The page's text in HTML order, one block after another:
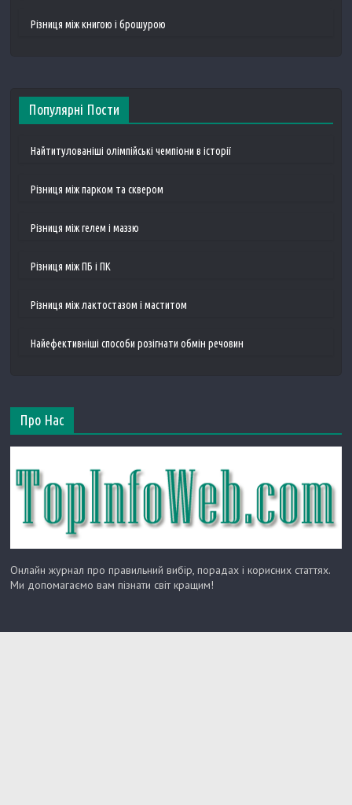
Різниця між книгою і брошурою
Популярні Пости
Найтитулованіші олімпійські чемпіони в історії
Різниця між парком та сквером
Різниця між гелем і маззю
Різниця між ПБ і ПК
Різниця між лактостазом і маститом
Найефективніші способи розігнати обмін речовин
Про Нас
Онлайн журнал про правильний вибір, порадах і корисних статтях.
Ми допомагаємо вам пізнати світ кращим!